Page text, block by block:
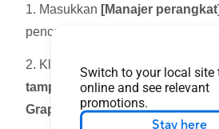
Switch to your local site
online and see relevant
promotions.
Stay here
1. Masukkan [Manajer perangkat]
pencarian Windows, lalu klik
2. Klik panah di sebelah jenis
tampilan]③, lalu klik kanan pada
Graphics 770]④ dan klik